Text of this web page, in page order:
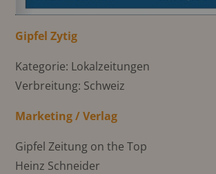
Gipfel Zytig
Kategorie: Lokalzeitungen
Verbreitung: Schweiz
Marketing / Verlag
Gipfel Zeitung on the Top
Heinz Schneider